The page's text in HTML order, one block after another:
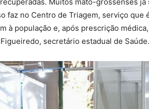
Muitos mato-grossenses
faz no Centro de Triagem, serviço que
à população e, após prescrição
secretário estadual de Saúde.